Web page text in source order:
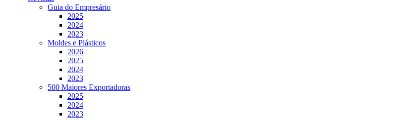
Guia do Empresário
2025
2024
2023
Moldes e Plásticos
2026
2025
2024
2023
500 Maiores Exportadoras
2025
2024
2023